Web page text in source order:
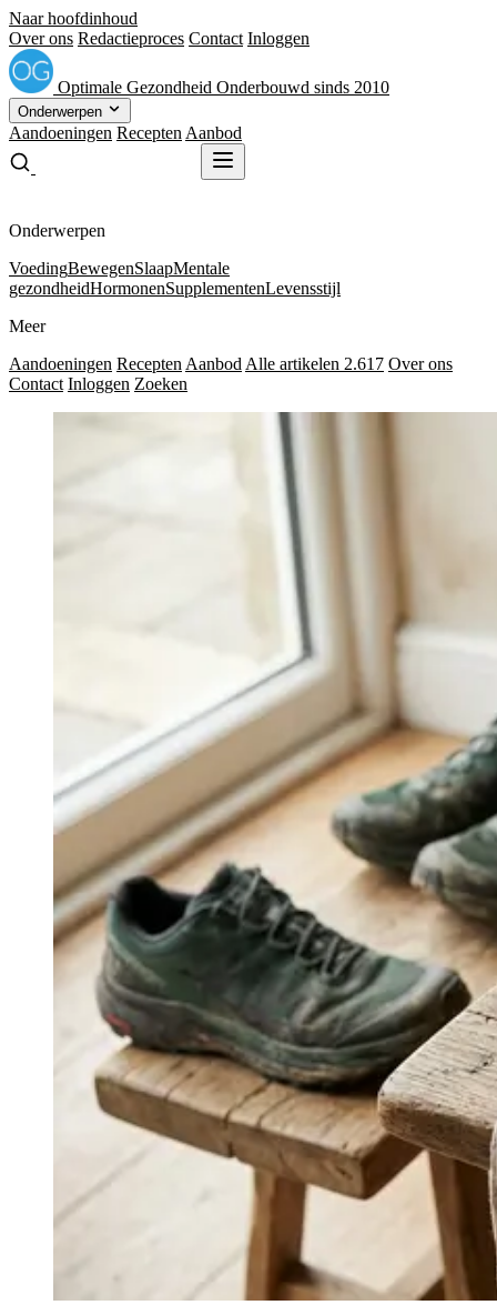
Naar hoofdinhoud
Over ons Redactieproces Contact Inloggen
Optimale Gezondheid Onderbouwd sinds 2010
Onderwerpen
Aandoeningen Recepten Aanbod
Onderwerpen
VoedingBewegenSlaapMentale
gezondheidHormonenSupplementenLevensstijl
Meer
Aandoeningen Recepten Aanbod Alle artikelen 2.617 Over ons
Contact Inloggen Zoeken